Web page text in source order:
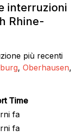
interruzioni
Rhine-
più recenti
, Oberhausen,
Time
fa
fa